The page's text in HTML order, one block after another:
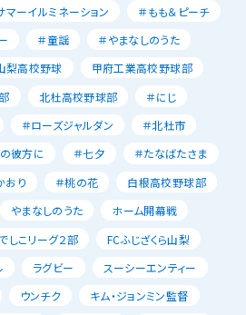
マーイルミネーション
＃もも＆ピーチ
＃童謡
＃やまなしのうた
梨高校野球
甲府工業高校野球部
北杜高校野球部
＃にじ
＃ローズジャルダン
＃北杜市
彼方に ＃七夕
＃たなばたさま
おり ＃桃の花
白根高校野球部
やまなしのうた
ホーム開幕戦
しこリーグ２部
FCふじざくら山梨
ラグビー
スーシーエンティー
ウンチク
キム・ジョンミン監督